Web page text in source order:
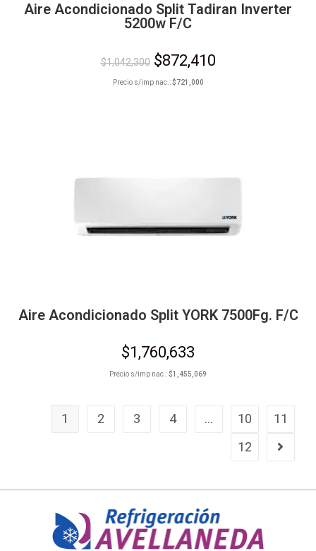
Aire Acondicionado Split Tadiran Inverter
5200w F/C
$1,042,300 $872,410
Precio s/imp nac.:$721,000
Aire Acondicionado Split YORK 7500Fg. F/C
$1,760,633
Precio s/imp nac.:$1,455,069
1 2 3 4 … 10
11
12